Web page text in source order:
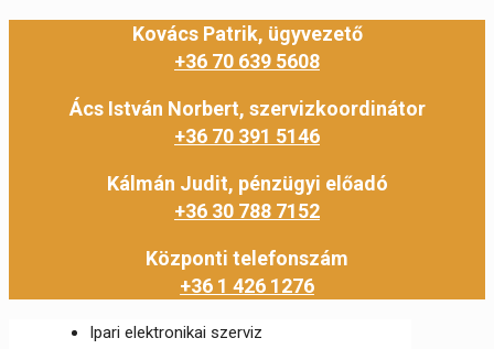
Kovács Patrik, ügyvezető
+36 70 639 5608
Ács István Norbert, szervizkoordinátor
+36 70 391 5146
Kálmán Judit, pénzügyi előadó
+36 30 788 7152
Központi telefonszám
+36 1 426 1276
Ipari elektronikai szerviz